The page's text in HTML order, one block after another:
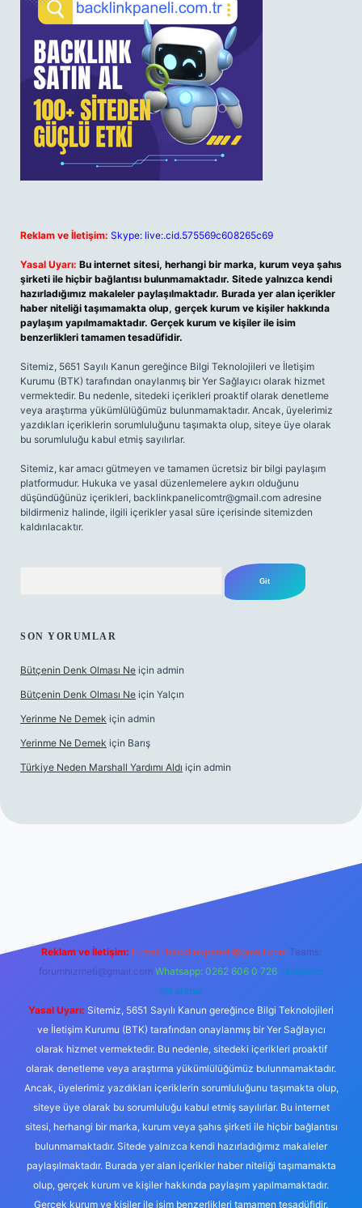
Reklam ve İletişim: Skype: live:.cid.575569c608265c69
Yasal Uyarı: Bu internet sitesi, herhangi bir marka, kurum veya şahıs
şirketi ile hiçbir bağlantısı bulunmamaktadır. Sitede yalnızca kendi
hazırladığımız makaleler paylaşılmaktadır. Burada yer alan içerikler
haber niteliği taşımamakta olup, gerçek kurum ve kişiler hakkında
paylaşım yapılmamaktadır. Gerçek kurum ve kişiler ile isim
benzerlikleri tamamen tesadüfidir.
Sitemiz, 5651 Sayılı Kanun gereğince Bilgi Teknolojileri ve İletişim
Kurumu (BTK) tarafından onaylanmış bir Yer Sağlayıcı olarak hizmet
vermektedir. Bu nedenle, sitedeki içerikleri proaktif olarak denetleme
veya araştırma yükümlülüğümüz bulunmamaktadır. Ancak, üyelerimiz
yazdıkları içeriklerin sorumluluğunu taşımakta olup, siteye üye olarak
bu sorumluluğu kabul etmiş sayılırlar.
Sitemiz, kar amacı gütmeyen ve tamamen ücretsiz bir bilgi paylaşım
platformudur. Hukuka ve yasal düzenlemelere aykırı olduğunu
düşündüğünüz içerikleri, backlinkpanelicomtr@gmail.com adresine
bildirmeniz halinde, ilgili içerikler yasal süre içerisinde sitemizden
kaldırılacaktır.
SON YORUMLAR
Bütçenin Denk Olması Ne için admin
Bütçenin Denk Olması Ne için Yalçın
Yerinme Ne Demek için admin
Yerinme Ne Demek için Barış
Türkiye Neden Marshall Yardımı Aldı için admin
Reklam ve İletişim: E-mail: backlinkpaneli@gmail.com Teams:
forumhizmeti@gmail.com Whatsapp: 0262 606 0 726 Telegram:
@karabul
Yasal Uyarı: Sitemiz, 5651 Sayılı Kanun gereğince Bilgi Teknolojileri
ve İletişim Kurumu (BTK) tarafından onaylanmış bir Yer Sağlayıcı
olarak hizmet vermektedir. Bu nedenle, sitedeki içerikleri proaktif
olarak denetleme veya araştırma yükümlülüğümüz bulunmamaktadır.
Ancak, üyelerimiz yazdıkları içeriklerin sorumluluğunu taşımakta olup,
siteye üye olarak bu sorumluluğu kabul etmiş sayılırlar. Bu internet
sitesi, herhangi bir marka, kurum veya şahıs şirketi ile hiçbir bağlantısı
bulunmamaktadır. Sitede yalnızca kendi hazırladığımız makaleler
paylaşılmaktadır. Burada yer alan içerikler haber niteliği taşımamakta
olup, gerçek kurum ve kişiler hakkında paylaşım yapılmamaktadır.
Gerçek kurum ve kişiler ile isim benzerlikleri tamamen tesadüfidir.